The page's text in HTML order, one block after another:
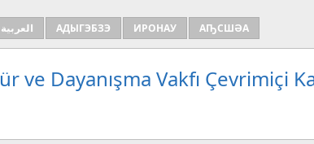
العربية АДЫГЭБЗЭ ИРОНАУ АҦСШӘА
ve Dayanışma Vakfı Çevrimiçi